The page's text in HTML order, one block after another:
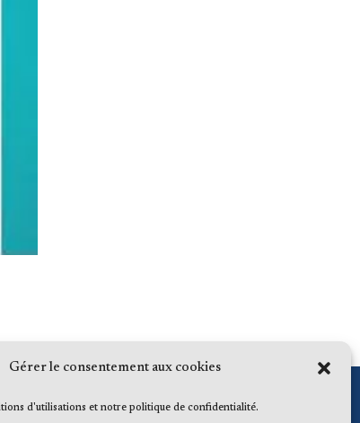
Gérer le consentement aux cookies
d'utilisations et notre politique de confidentialité.